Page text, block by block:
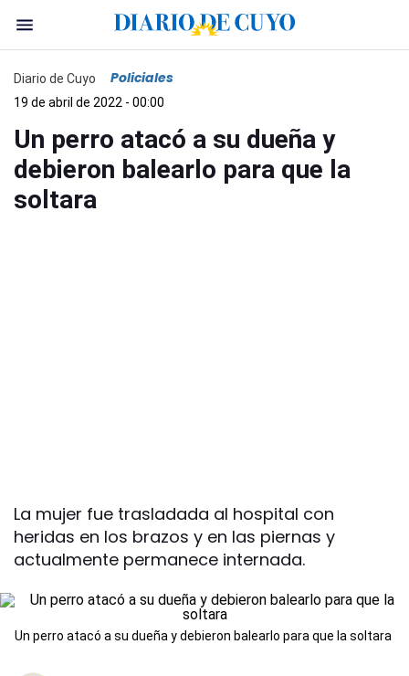
Diario de Cuyo Policiales
19 de abril de 2022 - 00:00
Un perro atacó a su dueña y
debieron balearlo para que la
soltara
La mujer fue trasladada al hospital con
heridas en los brazos y en las piernas y
actualmente permanece internada.
Un perro atacó a su dueña y debieron balearlo para que la soltara